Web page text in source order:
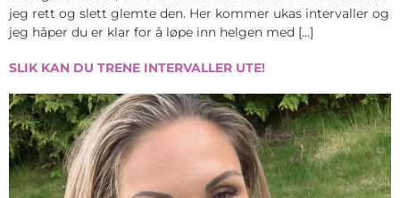
jeg rett og slett glemte den. Her kommer ukas intervaller og
jeg håper du er klar for å løpe inn helgen med […]
SLIK KAN DU TRENE INTERVALLER UTE!